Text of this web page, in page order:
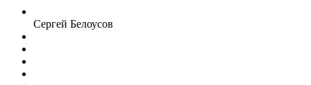
Сергей Белоусов